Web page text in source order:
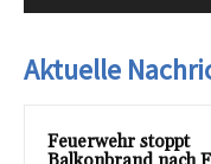
Aktuelle
Feuerwehr stoppt